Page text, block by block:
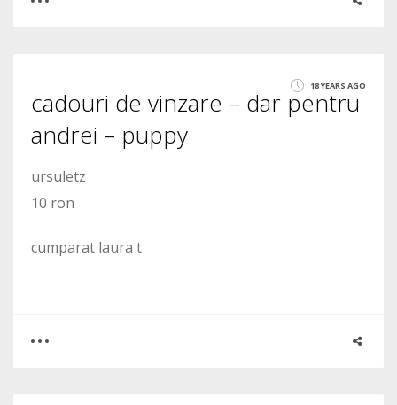
2080
18 YEARS AGO
cadouri de vinzare – dar pentru
andrei – puppy
ursuletz
10 ron
cumparat laura t